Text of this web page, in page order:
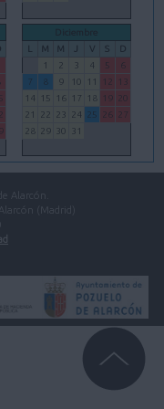
M M V S
D
1
2 3 4 5
6
7
8 9 10 11 12
13
14
15 16 17 18 19
20
21
22 23 24 25 26
27
28
29 30 31
Alarcón.
(Madrid)